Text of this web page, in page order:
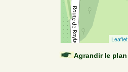
Leaflet
Agrandir le plan